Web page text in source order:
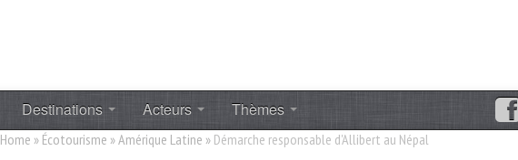
Destinations Acteurs Thèmes
Home » Écotourisme »Amérique Latine » Démarche responsable d'Allibert au Népal